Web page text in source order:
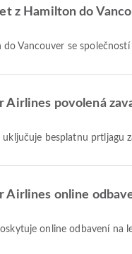
z Hamilton do
do Vancouver se
Airlines povolená
uključuje besplatnu
Airlines online
online odbavení